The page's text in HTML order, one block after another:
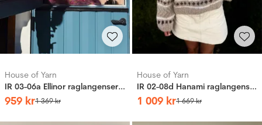
House of Yarn
IR 03-06a Ellinor raglangenser (Soft)
959 kr1 369kr
House of Yarn
IR 02-08d Hanami raglangenser (Fnugg in Florence)
1 009 kr1 669kr